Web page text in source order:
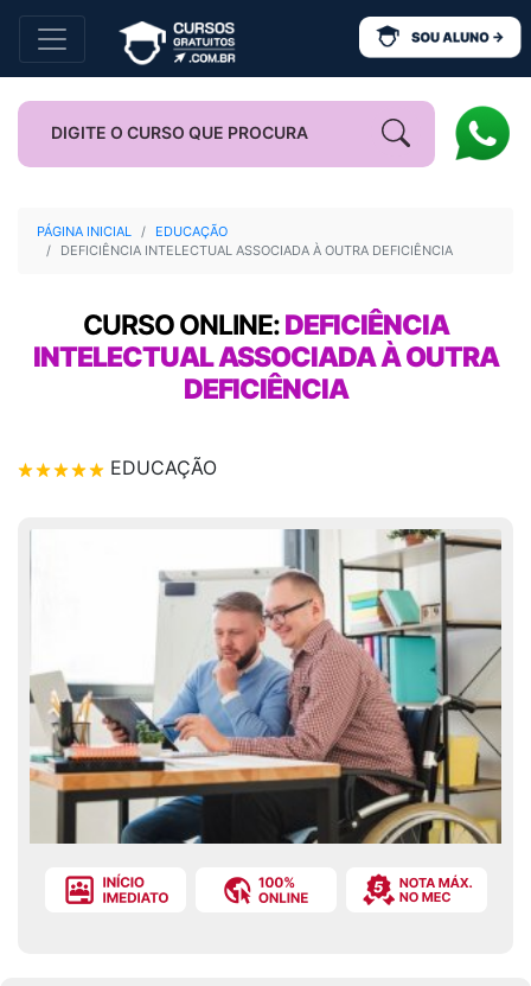
PÁGINA INICIAL
EDUCAÇÃO
DEFICIÊNCIA INTELECTUAL ASSOCIADA À OUTRA DEFICIÊNCIA
CURSO ONLINE:DEFICIÊNCIA
INTELECTUAL ASSOCIADA À OUTRA
DEFICIÊNCIA
EDUCAÇÃO